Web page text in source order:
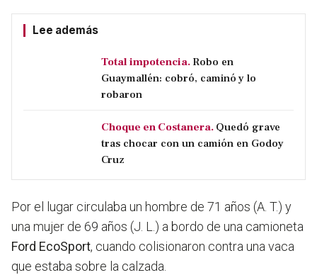
Lee además
Total impotencia. Robo en
Guaymallén: cobró, caminó y lo
robaron
Choque en Costanera. Quedó grave
tras chocar con un camión en Godoy
Cruz
Por el lugar circulaba un hombre de 71 años (A. T.) y
una mujer de 69 años (J. L.) a bordo de una camioneta
Ford EcoSport, cuando colisionaron contra una vaca
que estaba sobre la calzada.